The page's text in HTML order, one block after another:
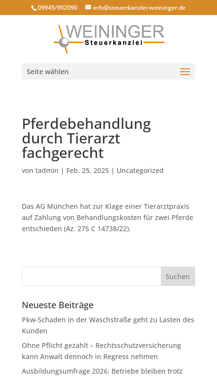
09945/902090 info@steuerkanzlei-weininger.de
Seite wählen
Pferdebehandlung
durch Tierarzt
fachgerecht
von tadmin | Feb. 25, 2025| Uncategorized
Das AG München hat zur Klage einer Tierarztpraxis
auf Zahlung von Behandlungskosten für zwei Pferde
entschieden (Az. 275 C 14738/22).
Neueste Beiträge
Pkw-Schaden in der Waschstraße geht zu Lasten des
Kunden
Ohne Pflicht gezahlt – Rechtsschutzversicherung
kann Anwalt dennoch in Regress nehmen
Ausbildungsumfrage 2026: Betriebe bleiben trotz